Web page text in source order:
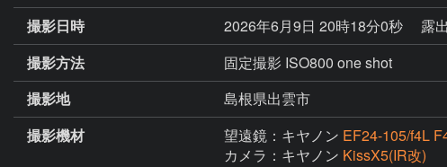
撮影日時
2026年6月9日 20時18分0秒
露
撮影方法
固定撮影 ISO800 one shot
撮影地
島根県出雲市
撮影機材
望遠鏡：キヤノン EF24-105/f4L
カメラ：キヤノン KissX5(IR改)